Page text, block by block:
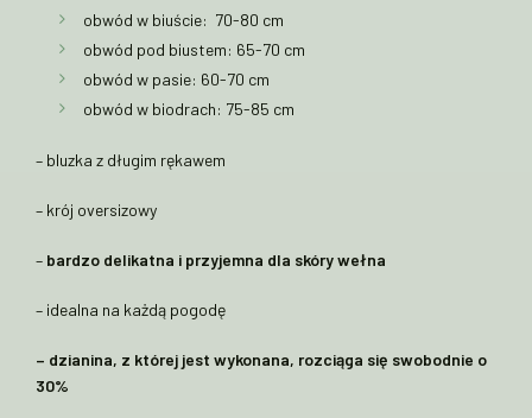
obwód w biuście: 70-80 cm
obwód pod biustem: 65-70 cm
obwód w pasie: 60-70 cm
obwód w biodrach: 75-85 cm
– bluzka z długim rękawem
– krój oversizowy
– bardzo delikatna i przyjemna dla skóry wełna
– idealna na każdą pogodę
– dzianina, z której jest wykonana, rozciąga się swobodnie o
30%